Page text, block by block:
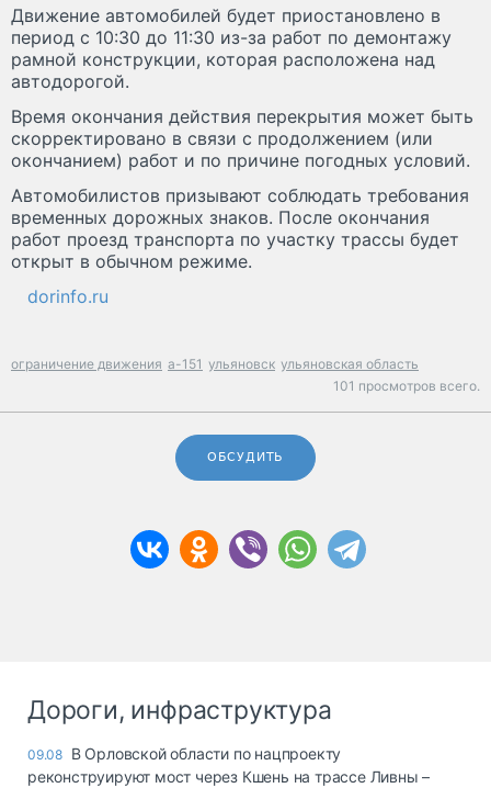
Движение автомобилей будет приостановлено в
период с 10:30 до 11:30 из-за работ по демонтажу
рамной конструкции, которая расположена над
автодорогой.
Время окончания действия перекрытия может быть
скорректировано в связи с продолжением (или
окончанием) работ и по причине погодных условий.
Автомобилистов призывают соблюдать требования
временных дорожных знаков. После окончания
работ проезд транспорта по участку трассы будет
открыт в обычном режиме.
dorinfo.ru
ограничение движения а-151 ульяновск ульяновская область
101 просмотров всего.
ОБСУДИТЬ
Дороги, инфраструктура
09.08 В Орловской области по нацпроекту
реконструируют мост через Кшень на трассе Ливны –